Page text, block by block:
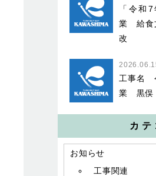
「令和
業 給食
改
工事名
業 黒俣
カテ
お知らせ
工事関連